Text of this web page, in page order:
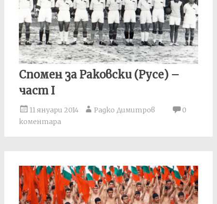
Спомен за Раковски (Русе) –
част I
11 януари 2014 Радко Димитров
0
коментара